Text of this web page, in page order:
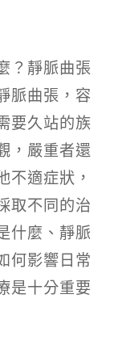
？靜脈曲張
脈曲張，容
要久站的族
，嚴重者還
不適症狀，
取不同的治
什麼、靜脈
何影響日常
是十分重要